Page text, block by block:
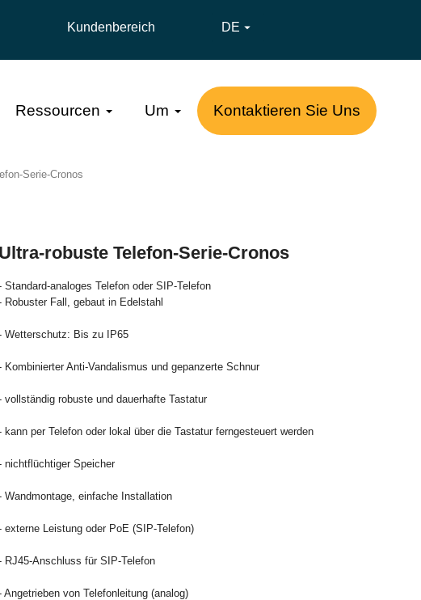
Kundenbereich DE 
Ressourcen Um Kontaktieren Sie Uns
Serie-Cronos
Ultra-robuste Telefon-Serie-Cronos
Standard-analoges Telefon oder SIP-Telefon
Robuster Fall, gebaut in Edelstahl
Wetterschutz: Bis zu IP65
Kombinierter Anti-Vandalismus und gepanzerte Schnur
vollständig robuste und dauerhafte Tastatur
kann per Telefon oder lokal über die Tastatur ferngesteuert werden
nichtflüchtiger Speicher
Wandmontage, einfache Installation
externe Leistung oder PoE (SIP-Telefon)
RJ45-Anschluss für SIP-Telefon
Angetrieben von Telefonleitung (analog)